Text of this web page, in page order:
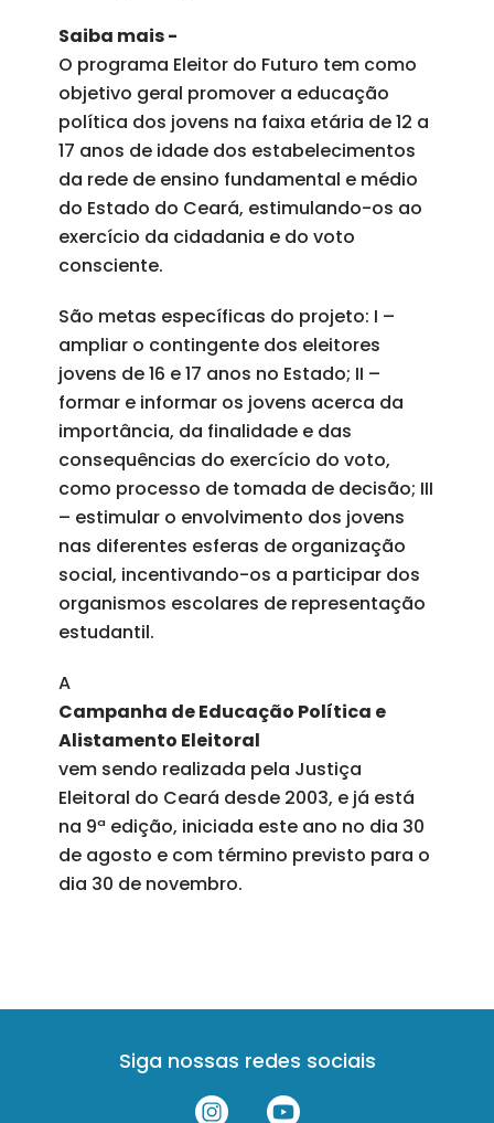
Saiba mais -
O programa Eleitor do Futuro tem como
objetivo geral promover a educação
política dos jovens na faixa etária de 12 a
17 anos de idade dos estabelecimentos
da rede de ensino fundamental e médio
do Estado do Ceará, estimulando-os ao
exercício da cidadania e do voto
consciente.
São metas específicas do projeto: I –
ampliar o contingente dos eleitores
jovens de 16 e 17 anos no Estado; II –
formar e informar os jovens acerca da
importância, da finalidade e das
consequências do exercício do voto,
como processo de tomada de decisão; III
– estimular o envolvimento dos jovens
nas diferentes esferas de organização
social, incentivando-os a participar dos
organismos escolares de representação
estudantil.
A
Campanha de Educação Política e
Alistamento Eleitoral
vem sendo realizada pela Justiça
Eleitoral do Ceará desde 2003, e já está
na 9ª edição, iniciada este ano no dia 30
de agosto e com término previsto para o
dia 30 de novembro.
Siga nossas redes sociais